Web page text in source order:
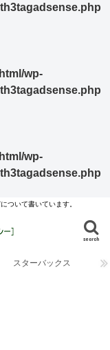
wp-
wp-
ついて書いています。
search
スターバックス